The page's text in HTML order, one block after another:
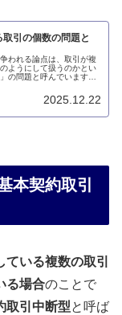
引の個数の問題と
われる論点は、取引が複
ようにして扱うのかとい
の問題と呼んでいます。
2025.12.22
本契約取引
いる複数の取引
る場合のことで
取引中断型と呼ば